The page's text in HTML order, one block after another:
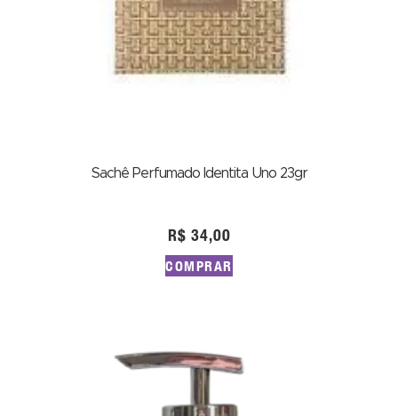
Sachê Perfumado Identita Uno 23gr
R$ 34,00
COMPRAR